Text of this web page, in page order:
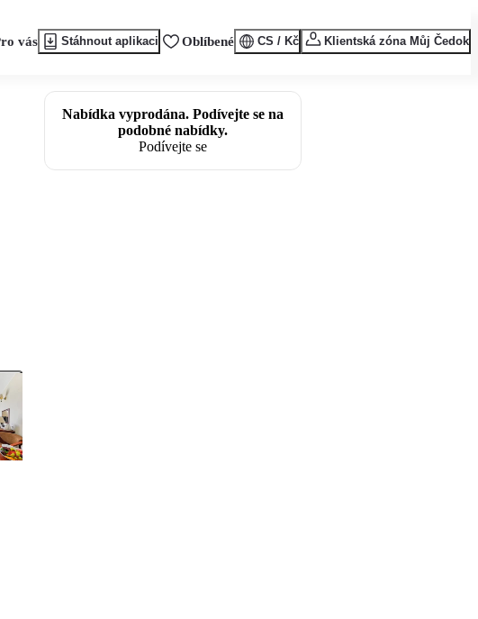
vás Stáhnout aplikaci Oblíbené CS / Kč Klientská zóna Můj Čedok
Nabídka vyprodána. Podívejte se na
podobné nabídky.
Podívejte se